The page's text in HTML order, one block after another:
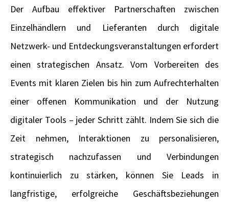
Der Aufbau effektiver Partnerschaften zwischen
Einzelhändlern und Lieferanten durch digitale
Netzwerk- und Entdeckungsveranstaltungen erfordert
einen strategischen Ansatz. Vom Vorbereiten des
Events mit klaren Zielen bis hin zum Aufrechterhalten
einer offenen Kommunikation und der Nutzung
digitaler Tools – jeder Schritt zählt. Indem Sie sich die
Zeit nehmen, Interaktionen zu personalisieren,
strategisch nachzufassen und Verbindungen
kontinuierlich zu stärken, können Sie Leads in
langfristige, erfolgreiche Geschäftsbeziehungen